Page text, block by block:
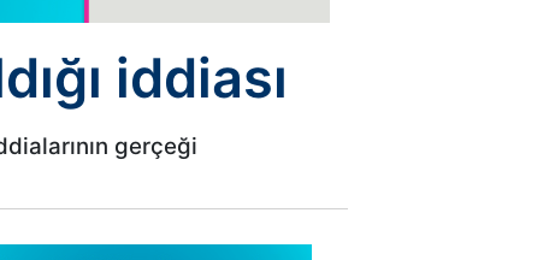
iddiası
gerçeği